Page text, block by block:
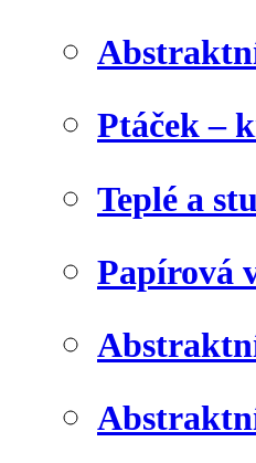
Ptáček –
Teplé a
Papírová